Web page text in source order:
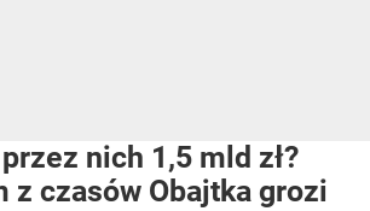
nich 1,5 mld zł?
z czasów Obajtka grozi